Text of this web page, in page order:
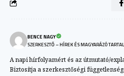
BENCE NAGY
SZERKESZTŐ – HÍREK ÉS MAGYARÁZÓ
A napi hírfolyamért és az útmutató/
Biztosítja a szerkesztőségi